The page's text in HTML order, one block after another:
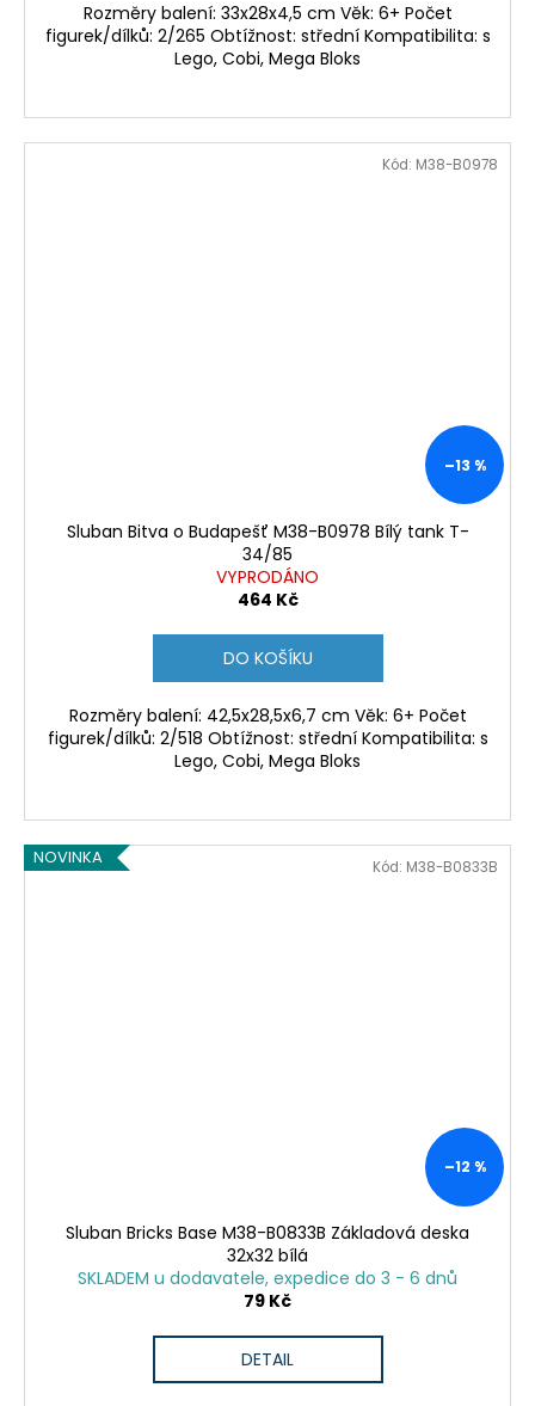
Rozměry balení: 33x28x4,5 cm Věk: 6+ Počet
figurek/dílků: 2/265 Obtížnost: střední Kompatibilita: s
Lego, Cobi, Mega Bloks
–13 %
Sluban Bitva o Budapešť M38-B0978 Bílý tank T-
34/85
VYPRODÁNO
464 Kč
DO KOŠÍKU
Rozměry balení: 42,5x28,5x6,7 cm Věk: 6+ Počet
figurek/dílků: 2/518 Obtížnost: střední Kompatibilita: s
Lego, Cobi, Mega Bloks
Kód: M38-B0978
NOVINKA
–12 %
Sluban Bricks Base M38-B0833B Základová deska
32x32 bílá
SKLADEM u dodavatele, expedice do 3 - 6 dnů
79 Kč
DETAIL
Kód: M38-B0833B